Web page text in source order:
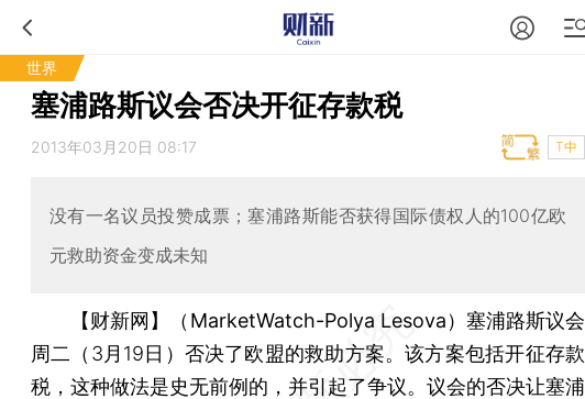
世界
塞浦路斯议会否决开征存款税
2013年03月20日 08:17 T中
没有一名议员投赞成票；塞浦路斯能否获得国际债权人的100亿欧
元救助资金变成未知
【财新网】（MarketWatch-Polya Lesova） 塞浦路斯议会
周二（3月19日）否决了欧盟的救助方案。该方案包括开征存款
税，这种做法是史无前例的，并引起了争议。议会的否决让塞浦